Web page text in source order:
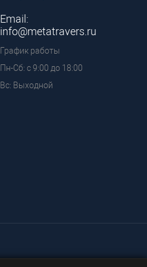
Email:
info@metatravers.ru
График работы
Пн-Сб: с 9:00 до 18:00
Вс: Выходной